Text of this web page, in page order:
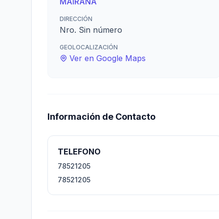
DIRECCIÓN
Nro. Sin número
GEOLOCALIZACIÓN
Ver en Google Maps
Información de Contacto
TELEFONO
78521205
78521205